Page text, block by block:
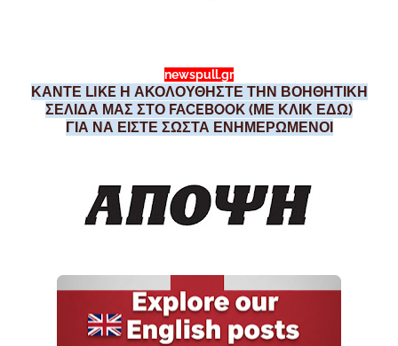
newspull.gr
ΚΑΝΤΕ LIKE Η ΑΚΟΛΟΥΘΗΣΤΕ ΤΗΝ ΒΟΗΘΗΤΙΚΗ
ΣΕΛΙΔΑ ΜΑΣ ΣΤΟ FACEBOOK (ΜΕ ΚΛΙΚ ΕΔΩ)
ΓΙΑ ΝΑ ΕΙΣΤΕ ΣΩΣΤΑ ΕΝΗΜΕΡΩΜΕΝΟΙ